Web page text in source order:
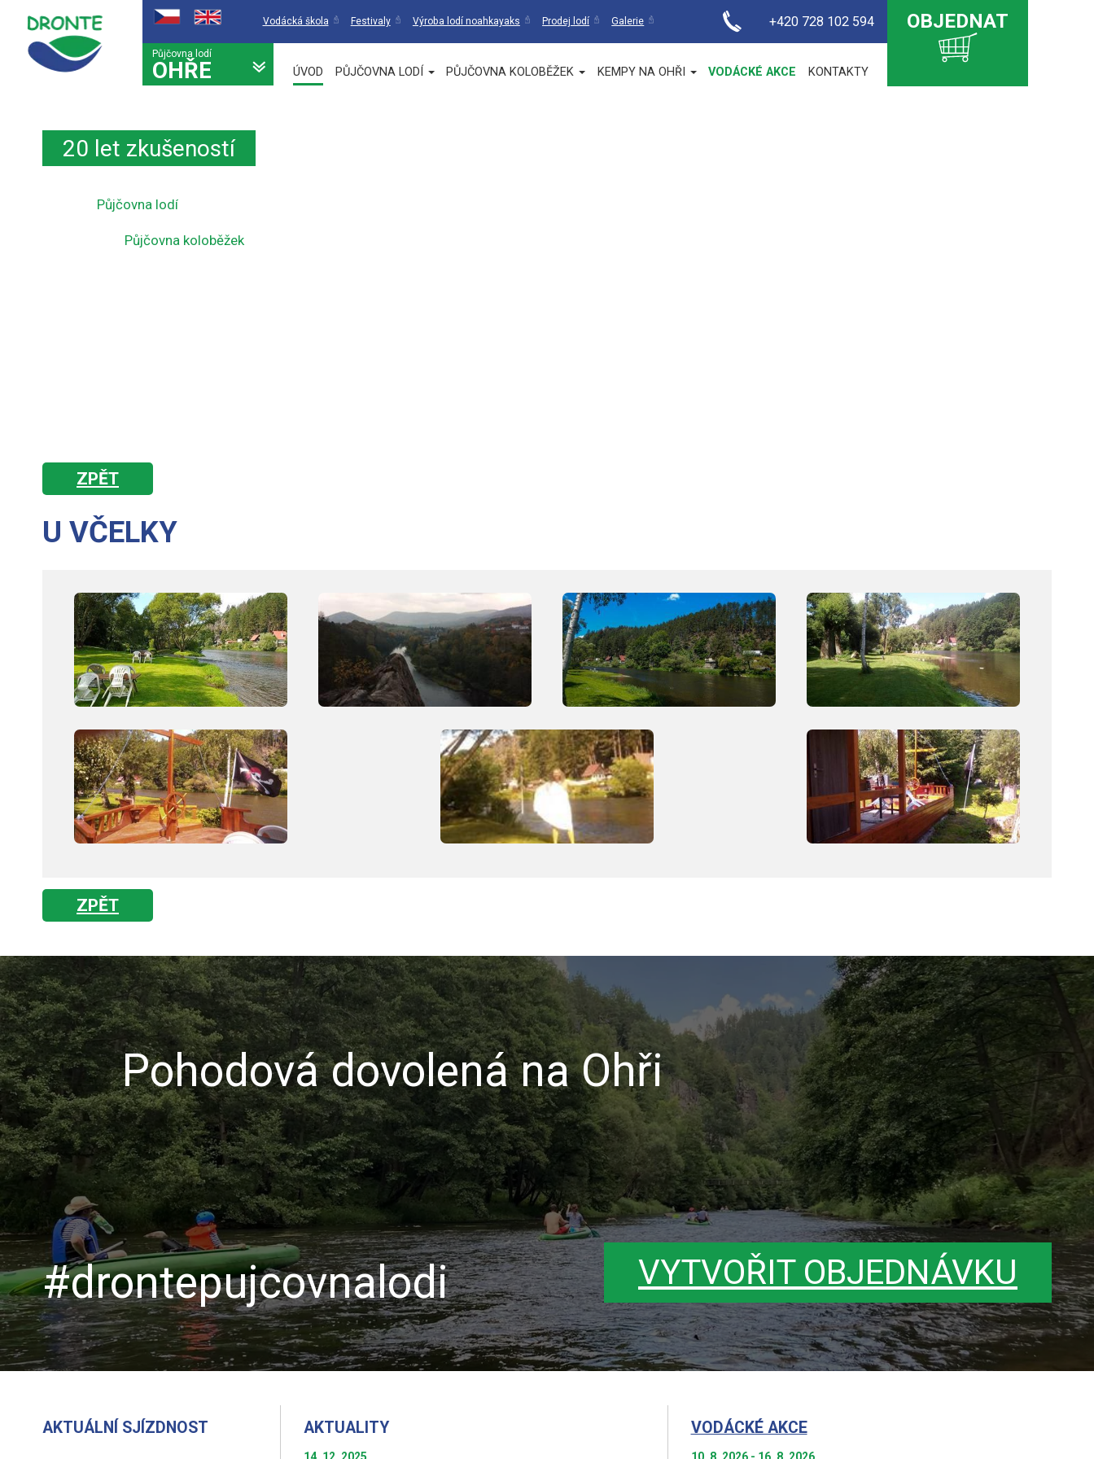
Vodácká škola Festivaly Výroba lodí noahkayaks Prodej lodí Galerie +420 728 102 594
Půjčovna lodí
OHŘE ÚVOD PŮJČOVNA LODÍ PŮJČOVNA KOLOBĚŽEK KEMPY NA OHŘI VODÁCKÉ AKCE KONTAKTY
OBJEDNAT
20 let zkušeností
Půjčovna lodí
Půjčovna koloběžek
ZPĚT
U VČELKY
ZPĚT
Pohodová dovolená na Ohři
#drontepujcovnalodi VYTVOŘIT OBJEDNÁVKU
AKTUÁLNÍ SJÍZDNOST AKTUALITY VODÁCKÉ AKCE